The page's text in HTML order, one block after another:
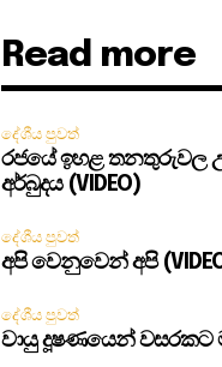
Read more
දේශීය පුවත්
රජයේ ඉහළ තනතුරුවල
අර්බුදය (VIDEO)
දේශීය පුවත්
අපි වෙනුවෙන් අපි
දේශීය පුවත්
වායු දූෂණයෙන් වසරකට